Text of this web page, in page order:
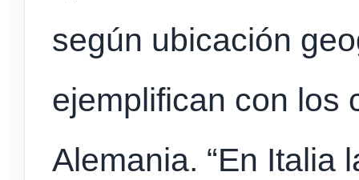
según ubicación
ejemplifican con los
Alemania. “En Italia